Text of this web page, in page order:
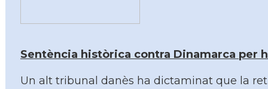
Sentència històrica contra Dinamarca per
Un alt tribunal danès ha dictaminat que la